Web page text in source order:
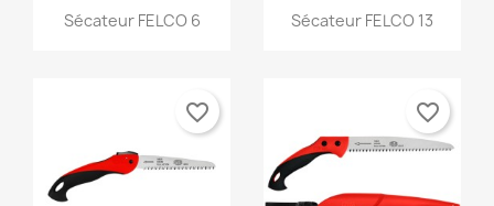
Aperçu rapide
Sécateur FELCO 6 Aperçu rapide
Sécateur FELCO 13
favorite_border favorite_border